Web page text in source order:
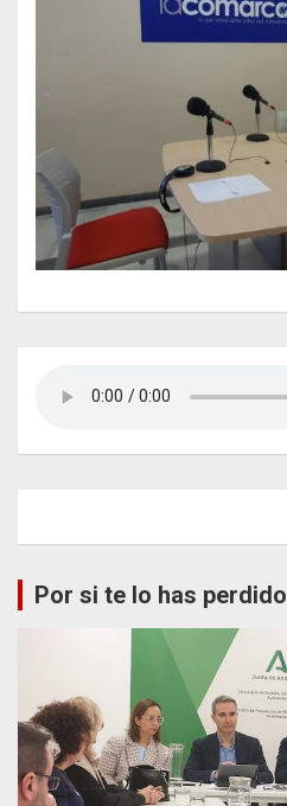
Por si te lo has perdido